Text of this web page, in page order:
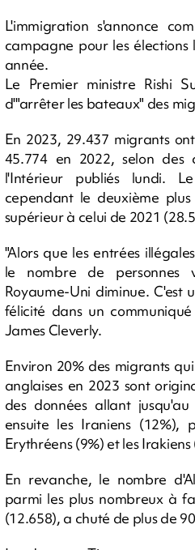
L'immigration s'annonce
campagne pour les élections
année.
Le Premier ministre Rishi
d'"arrêter les bateaux" des
En 2023, 29.437 migrants
45.774 en 2022, selon des
l'Intérieur publiés lundi.
cependant le deuxième
supérieur à celui de 2021
"Alors que les entrées
le nombre de personnes
Royaume-Uni diminue. C'est
félicité dans un
James Cleverly.
Environ 20% des migrants
anglaises en 2023 sont
des données allant
ensuite les Iraniens (12%),
Erythréens (9%) et les Irakiens
En revanche, le nombre
parmi les plus nombreux à
(12.658), a chuté de plus de